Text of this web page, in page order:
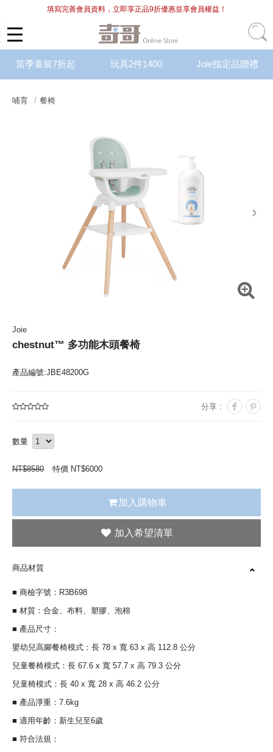
填寫完善會員資料，立即享正品9折優惠並享會員權益！
當季童裝7折起 玩具2件1400 Joie指定品贈禮
哺育 餐椅
next
Joie
chestnut™ 多功能木頭餐椅
產品編號:JBE48200G
分享 :
數量
NT$8580 特價 NT$6000
加入購物車
商品材質
■ 商檢字號：R3B698
■ 材質：合金、布料、塑膠、泡棉
■ 產品尺寸：
嬰幼兒高腳餐椅模式：長 78 x 寬 63 x 高 112.8 公分
兒童餐椅模式：長 67.6 x 寬 57.7 x 高 79.3 公分
兒童椅模式：長 40 x 寬 28 x 高 46.2 公分
■ 產品淨重：7.6kg
■ 適用年齡：新生兒至6歲
■ 符合法規：